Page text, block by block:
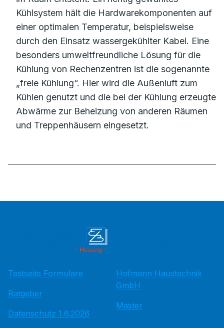
Kühlsystem hält die Hardwarekomponenten auf
einer optimalen Temperatur, beispielsweise
durch den Einsatz wassergekühlter Kabel. Eine
besonders umweltfreundliche Lösung für die
Kühlung von Rechenzentren ist die sogenannte
„freie Kühlung“. Hier wird die Außenluft zum
Kühlen genutzt und die bei der Kühlung erzeugte
Abwärme zur Beheizung von anderen Räumen
und Treppenhäusern eingesetzt.
Testseite Formulare
Ratgeber
Datenschutz 1.6.2026
Hofmann Haustechnik
GmbH
Master